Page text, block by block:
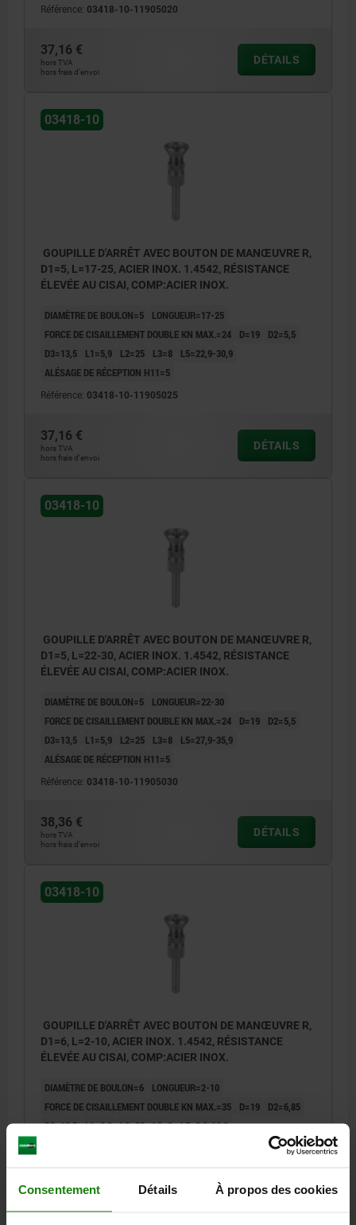
Consentement Détails À propos des cookies
Référence: 03418-10-11905020
37,16 €
hors TVA
hors frais d’envoi
DÉTAILS
03418-10
GOUPILLE D'ARRÊT AVEC BOUTON DE MANŒUVRE R,
D1=5, L=17-25, ACIER INOX. 1.4542, RÉSISTANCE
ÉLEVÉE AU CISAI, COMP:ACIER INOX.
DIAMÈTRE DE BOULON=5
LONGUEUR=17-25
FORCE DE CISAILLEMENT DOUBLE KN MAX.=24
D=19
D2=5,5
D3=13,5
L1=5,9 L2=25 L3=8
L5=22,9-30,9
ALÉSAGE DE RÉCEPTION H11=5
Référence: 03418-10-11905025
37,16 €
hors TVA
hors frais d’envoi
DÉTAILS
03418-10
GOUPILLE D'ARRÊT AVEC BOUTON DE MANŒUVRE R,
D1=5, L=22-30, ACIER INOX. 1.4542, RÉSISTANCE
ÉLEVÉE AU CISAI, COMP:ACIER INOX.
DIAMÈTRE DE BOULON=5
LONGUEUR=22-30
FORCE DE CISAILLEMENT DOUBLE KN MAX.=24
D=19
D2=5,5
D3=13,5
L1=5,9 L2=25 L3=8
L5=27,9-35,9
ALÉSAGE DE RÉCEPTION H11=5
Référence: 03418-10-11905030
38,36 €
hors TVA
hors frais d’envoi
DÉTAILS
03418-10
GOUPILLE D'ARRÊT AVEC BOUTON DE MANŒUVRE R,
D1=6, L=2-10, ACIER INOX. 1.4542, RÉSISTANCE
ÉLEVÉE AU CISAI, COMP:ACIER INOX.
DIAMÈTRE DE BOULON=6
LONGUEUR=2-10
FORCE DE CISAILLEMENT DOUBLE KN MAX.=35
D=19
D2=6,85
D3=13,5 L1=6,8 L2=25 L3=8 L5=8,8-16,8
37,46 €